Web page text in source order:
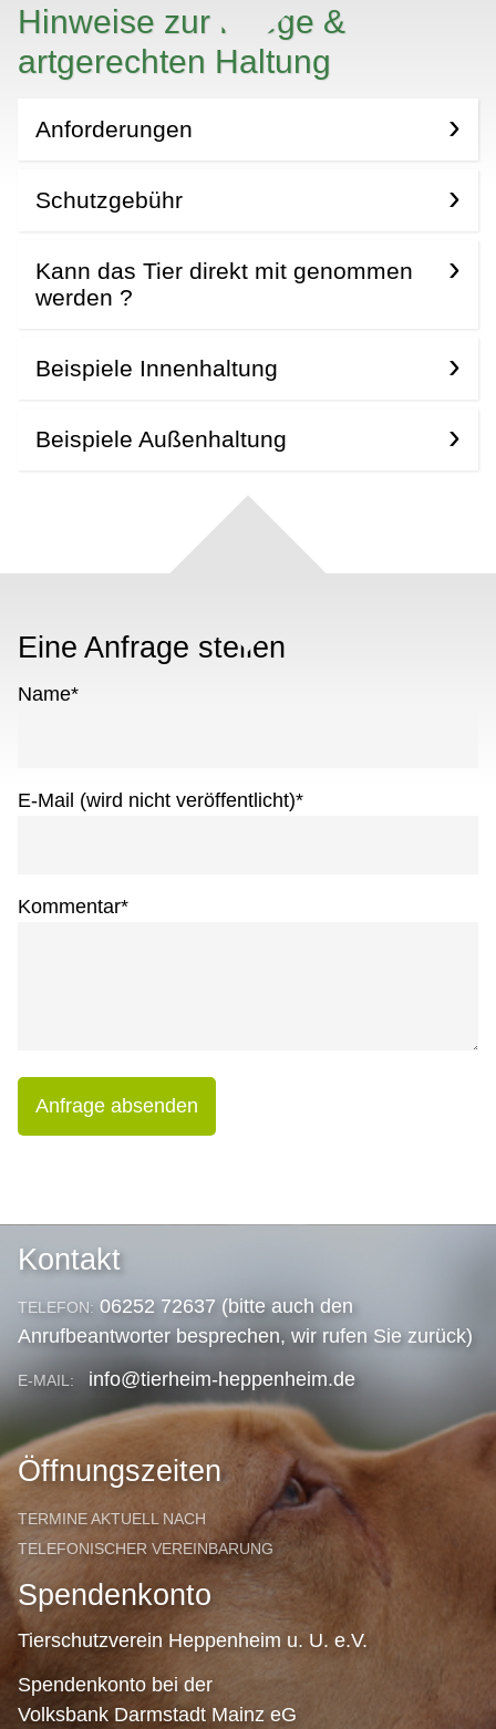
Hinweise zur Pflege &
artgerechten Haltung
Anforderungen
Schutzgebühr
Kann das Tier direkt mit genommen
werden ?
Beispiele Innenhaltung
Beispiele Außenhaltung
Eine Anfrage stellen
Name*
E-Mail (wird nicht veröffentlicht)*
Kommentar*
Anfrage absenden
Kontakt
TELEFON: 06252 72637 (bitte auch den
Anrufbeantworter besprechen, wir rufen Sie zurück)
E-MAIL: info@tierheim-heppenheim.de
Öffnungszeiten
TERMINE AKTUELL NACH
TELEFONISCHER VEREINBARUNG
Spendenkonto
Tierschutzverein Heppenheim u. U. e.V.
Spendenkonto bei der
Volksbank Darmstadt Mainz eG